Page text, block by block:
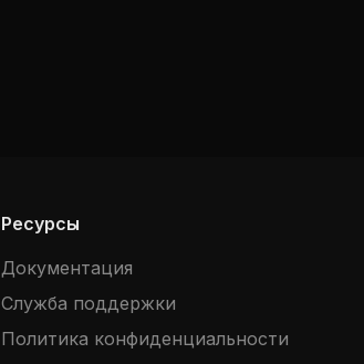
Ресурсы
Документация
Служба поддержки
Политика конфиденциальности